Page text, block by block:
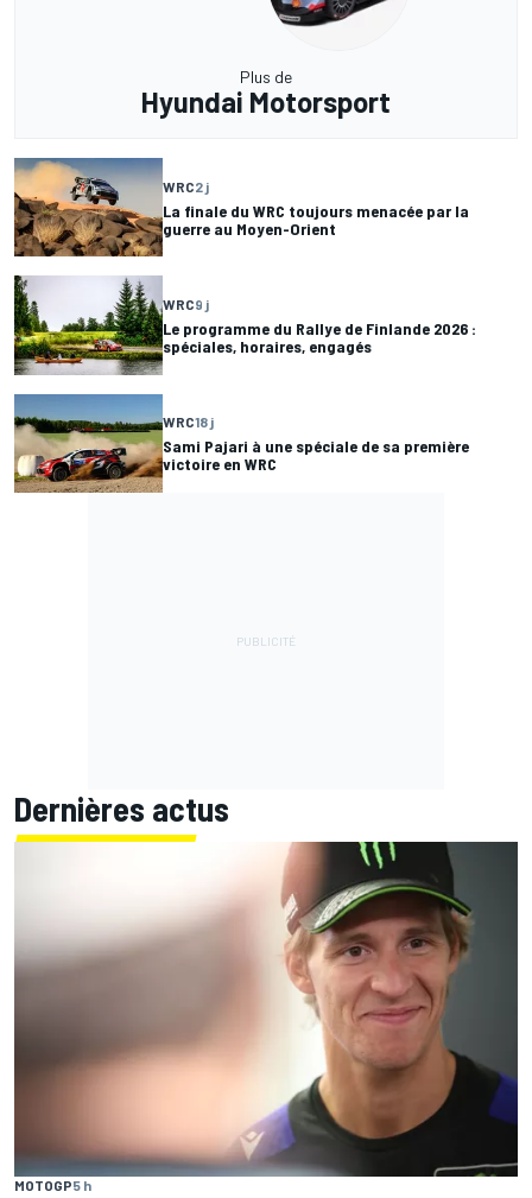
Plus de
Hyundai Motorsport
WRC2 j
La finale du WRC toujours menacée par la
guerre au Moyen-Orient
WRC9 j
Le programme du Rallye de Finlande 2026 :
spéciales, horaires, engagés
WRC18 j
Sami Pajari à une spéciale de sa première
victoire en WRC
Dernières actus
MOTOGP5 h